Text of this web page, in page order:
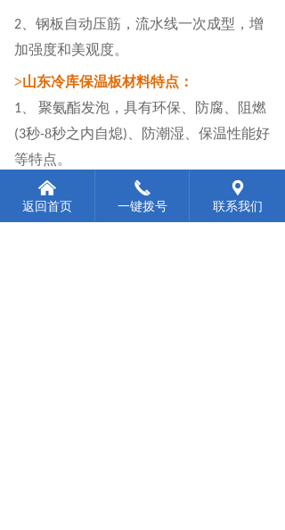
2、 钢板自动压筋，流水线一次成型，增
加强度和美观度。
>山东冷库保温板材料特点：
1、 聚氨酯发泡，具有环保、防腐、阻燃
(3秒-8秒之内自熄) 、防潮湿、保温性能好
等特点。
采用先进设备进行发泡，泡质均匀，
容重密度一般标准为
2
，亦可根
낀
返回首页
끅
一键拨号
끇
联系我们